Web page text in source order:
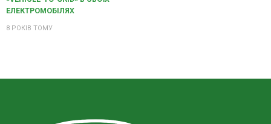
ЕЛЕКТРОМОБІЛЯХ
8 РОКІВ ТОМУ